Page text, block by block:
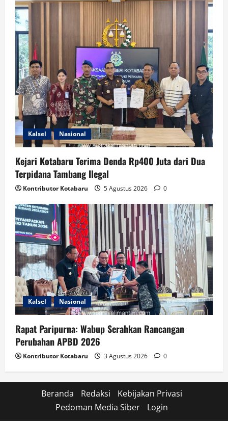
Kalsel Nasional
Kejari Kotabaru Terima Denda Rp400 Juta dari Dua
Terpidana Tambang Ilegal
Kontributor Kotabaru 5 Agustus 2026 0
Kalsel Nasional
Rapat Paripurna: Wabup Serahkan Rancangan
Perubahan APBD 2026
Kontributor Kotabaru 3 Agustus 2026 0
Beranda Redaksi
Kebijakan Privasi
Pedoman Media Siber
Login